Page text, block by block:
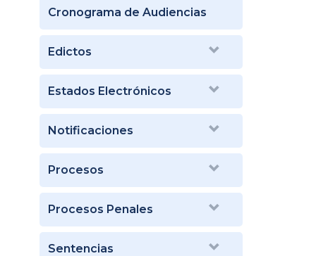
Cronograma de Audiencias
Edictos
Estados Electrónicos
Notificaciones
Procesos
Procesos Penales
Sentencias